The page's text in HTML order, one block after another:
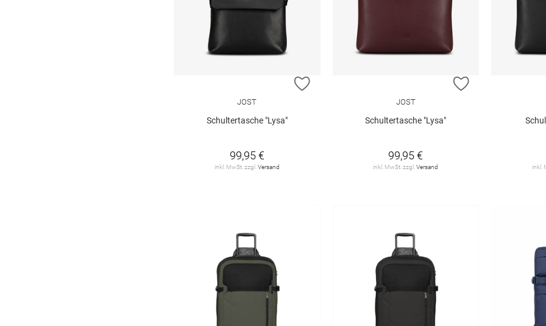
ZUR WUNSCHLISTE HINZUFÜGEN
JOST
Schultertasche "Lysa"
99,95 €
inkl. MwSt. zzgl. Versand
ZUR
JOST
Schultertasche "Lysa"
99,95 €
inkl. MwSt. zzgl.Versand inkl.